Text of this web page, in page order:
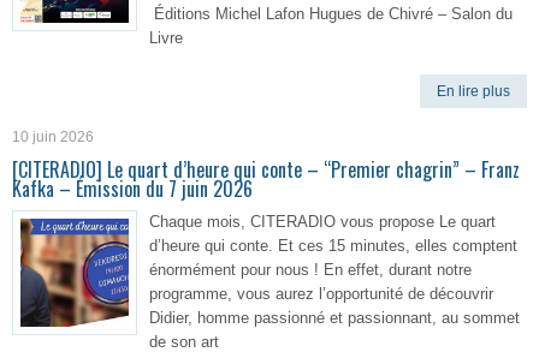
Éditions Michel Lafon Hugues de Chivré – Salon du
Livre
En lire plus
10 juin 2026
[CITERADIO] Le quart d’heure qui conte – “Premier chagrin” – Franz
Kafka – Émission du 7 juin 2026
Chaque mois, CITERADIO vous propose Le quart
d’heure qui conte. Et ces 15 minutes, elles comptent
énormément pour nous ! En effet, durant notre
programme, vous aurez l’opportunité de découvrir
Didier, homme passionné et passionnant, au sommet
de son art